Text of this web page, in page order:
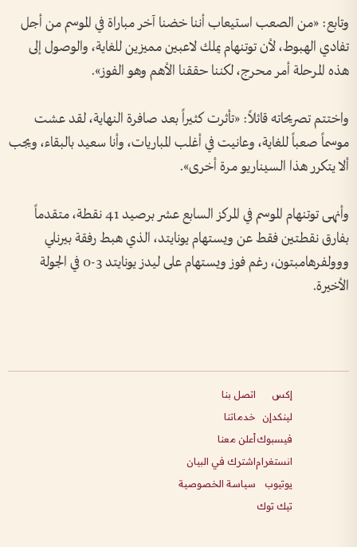
وتابع: «من الصعب استيعاب أننا خضنا آخر مباراة في الموسم من أجل
تفادي الهبوط، لأن توتنهام يملك لاعبين مميزين للغاية، والوصول إلى
هذه المرحلة أمر محرج، لكننا حققنا الأهم وهو الفوز».
واختتم تصريحاته قائلاً: «تأثرت كثيراً بعد صافرة النهاية، لقد عشت
موسماً صعباً للغاية، وعانيت في أغلب المباريات، وأنا سعيد بالبقاء، ويجب
ألا يتكرر هذا السيناريو مرة أخرى».
وأنهى توتنهام الموسم في المركز السابع عشر برصيد 41 نقطة، متقدماً
بفارق نقطتين فقط عن ويستهام يونايتد، الذي هبط رفقة بيرنلي
ووولفرهامبتون، رغم فوز ويستهام على ليدز يونايتد 3-0 في الجولة
الأخيرة.
إكس
لينكدإن
فيسبوك
انستغرام
يوتيوب
تيك توك
اتصل بنا
خدماتنا
أعلن معنا
اشترك في البيان
سياسة الخصوصية